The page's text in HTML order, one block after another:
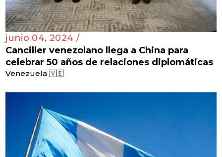
junio 04, 2024 /
Canciller venezolano llega a China para
celebrar 50 años de relaciones diplomáticas
Venezuela 🇻🇪